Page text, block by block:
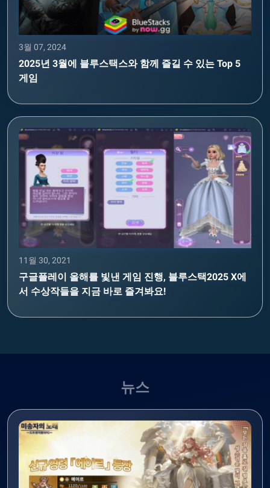
3월 07, 2024
2025년 3월에 블루스택스와 함께 즐길 수 있는 Top 5
게임
11월 30, 2021
구글플레이 올해를 빛낸 게임 진행, 블루스택2025 X에
서 수상작들을 지금 바로 즐겨봐요!
뉴스